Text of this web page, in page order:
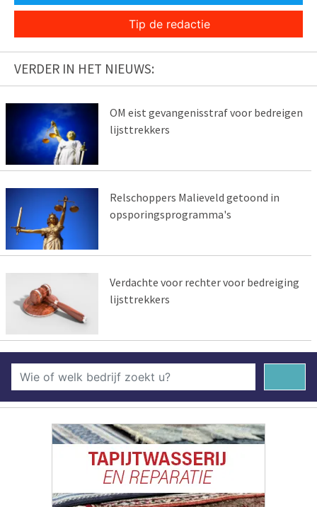
Tip de redactie
VERDER IN HET NIEUWS:
OM eist gevangenisstraf voor bedreigen
lijsttrekkers
Relschoppers Malieveld getoond in
opsporingsprogramma's
Verdachte voor rechter voor bedreiging
lijsttrekkers